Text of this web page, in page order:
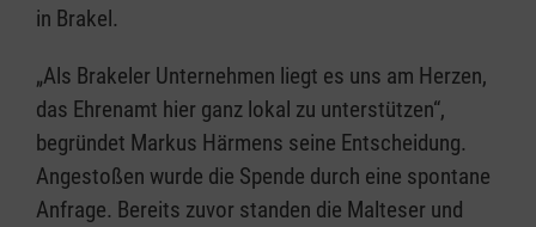
in Brakel.
„Als Brakeler Unternehmen liegt es uns am Herzen,
das Ehrenamt hier ganz lokal zu unterstützen“,
begründet Markus Härmens seine Entscheidung.
Angestoßen wurde die Spende durch eine spontane
Anfrage. Bereits zuvor standen die Malteser und